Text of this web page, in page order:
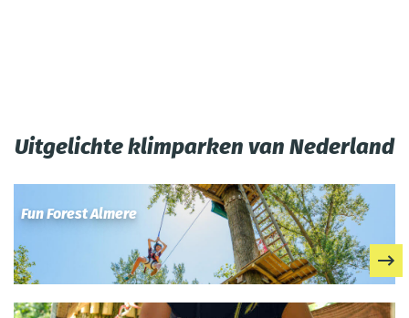
Uitgelichte klimparken van Nederland
Fun Forest Almere